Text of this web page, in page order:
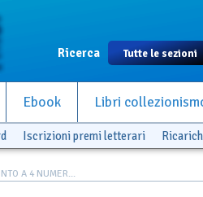
Ricerca
Ebook Libri
Iscrizioni premi letterari
A 4 NUMER...